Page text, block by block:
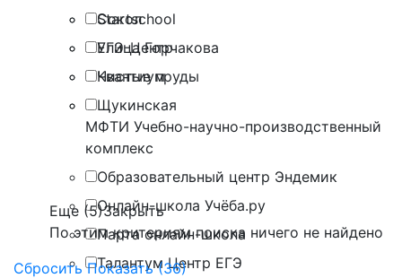
Сокол
Улица Горчакова
Чистые пруды
Щукинская
Startschool
ЕГЭ-Центр
Квантиум
МФТИ Учебно-научно-производственный
комплекс
Образовательный центр Эндемик
Онлайн-школа Учёба.ру
Парта онлайн-школа
Талантум Центр ЕГЭ
Еще (5)Закрыть
По этим критериям поиска ничего не найдено
Сбросить Показать (36)